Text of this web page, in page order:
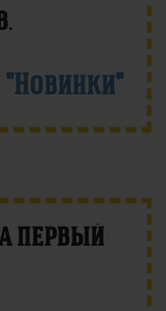
.
"Новинки"
первый